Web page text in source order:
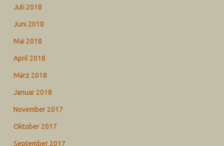
Juli 2018
Juni 2018
Mai 2018
April 2018
März 2018
Januar 2018
November 2017
Oktober 2017
September 2017